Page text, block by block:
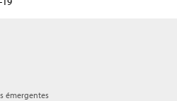
émergentes